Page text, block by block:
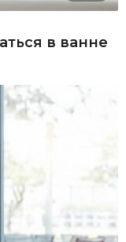
в ванне